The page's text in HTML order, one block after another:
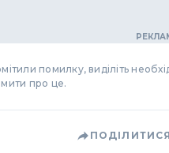
помилку, виділіть
про це.